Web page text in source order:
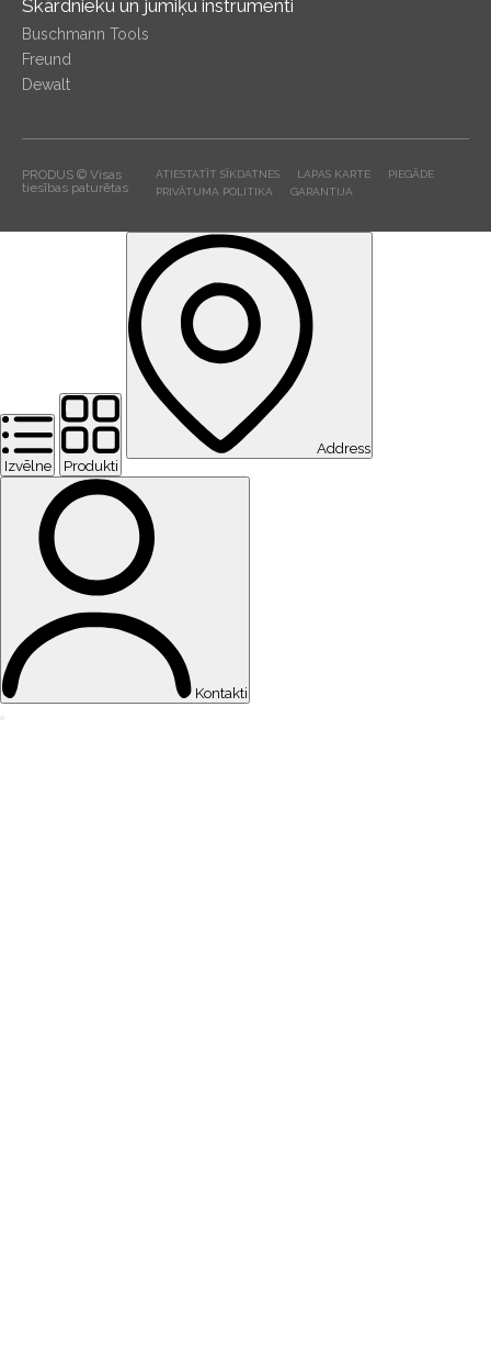
Skārdnieku un jumiķu instrumenti
Buschmann Tools
Freund
Dewalt
PRODUS © Visas
tiesības paturētas
ATIESTATĪT SĪKDATNES LAPAS KARTE
PIEGĀDE
PRIVĀTUMA POLITIKA
GARANTIJA
Izvēlne Produkti
Address
Kontakti